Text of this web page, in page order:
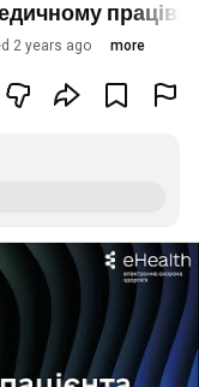
2 years ago more